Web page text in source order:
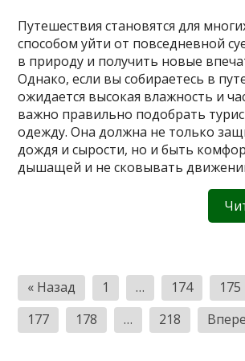
Путешествия становятся для
способом уйти от повседневной
в природу и получить новые
Однако, если вы собираетесь в
ожидается высокая влажность и
важно правильно подобрать
одежду. Она должна не только
дождя и сырости, но и быть
дышащей и не сковывать
Пагинация
записей
« Назад 1 … 174 175
177
178 … 218